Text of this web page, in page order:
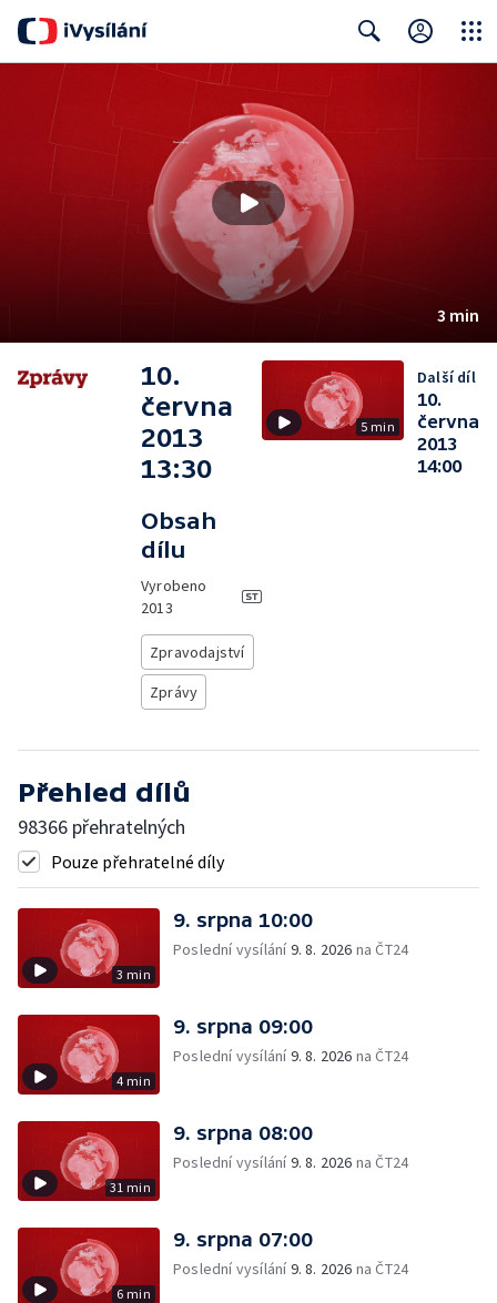
3 min
10.
června
2013
13:30
Obsah
dílu
Vyrobeno
2013
Zpravodajství
Zprávy
5 min
Další díl
10.
června
2013
14:00
Přehled dílů
98366 přehratelných
Pouze přehratelné díly
3 min
9. srpna 10:00
Poslední vysílání9. 8. 2026 na ČT24
4 min
9. srpna 09:00
Poslední vysílání9. 8. 2026 na ČT24
31 min
9. srpna 08:00
Poslední vysílání9. 8. 2026 na ČT24
6 min
9. srpna 07:00
Poslední vysílání9. 8. 2026 na ČT24